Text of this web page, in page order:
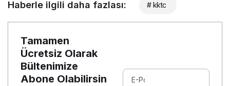
Haberle ilgili daha fazlası: # kktc
Tamamen
Ücretsiz Olarak
Bültenimize
Abone Olabilirsin